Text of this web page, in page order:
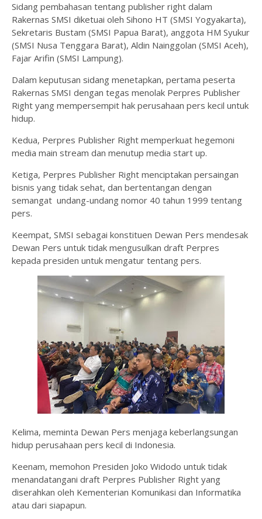
Sidang pembahasan tentang publisher right dalam
Rakernas SMSI diketuai oleh Sihono HT (SMSI Yogyakarta),
Sekretaris Bustam (SMSI Papua Barat), anggota HM Syukur
(SMSI Nusa Tenggara Barat), Aldin Nainggolan (SMSI Aceh),
Fajar Arifin (SMSI Lampung).
Dalam keputusan sidang menetapkan, pertama peserta
Rakernas SMSI dengan tegas menolak Perpres Publisher
Right yang mempersempit hak perusahaan pers kecil untuk
hidup.
Kedua, Perpres Publisher Right memperkuat hegemoni
media main stream dan menutup media start up.
Ketiga, Perpres Publisher Right menciptakan persaingan
bisnis yang tidak sehat, dan bertentangan dengan
semangat undang-undang nomor 40 tahun 1999 tentang
pers.
Keempat, SMSI sebagai konstituen Dewan Pers mendesak
Dewan Pers untuk tidak mengusulkan draft Perpres
kepada presiden untuk mengatur tentang pers.
Kelima, meminta Dewan Pers menjaga keberlangsungan
hidup perusahaan pers kecil di Indonesia.
Keenam, memohon Presiden Joko Widodo untuk tidak
menandatangani draft Perpres Publisher Right yang
diserahkan oleh Kementerian Komunikasi dan Informatika
atau dari siapapun.